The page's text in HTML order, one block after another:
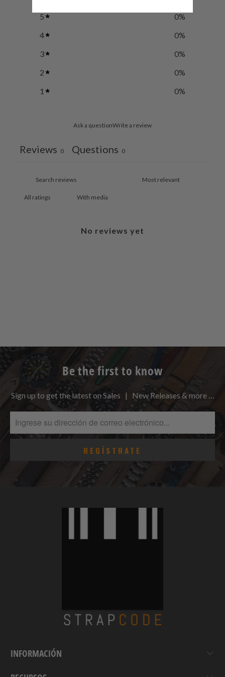
5 0%
4
0%
3
0%
2
0%
1
0%
Ask a questionWrite a review
Reviews 0 Questions 0
With media
No reviews yet
Be the first to know
Sign up to get the latest on Sales | New Releases & more …
INFORMACIÓN